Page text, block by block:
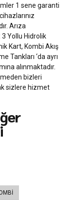
1 sene garanti
Arıza
3 Yollu Hidrolik
Kart, Kombi Akış
Tankları ‘da ayrı
alınmaktadır.
bizleri
sizlere hizmet